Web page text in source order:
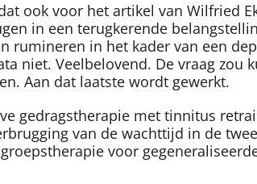
ook voor het artikel van Wilfried
in een terugkerende
rumineren in het kader van een
niet. Veelbelovend. De vraag zou
Aan dat laatste wordt gewerkt.
gedragstherapie met tinnitus
van de wachttijd in de
voor